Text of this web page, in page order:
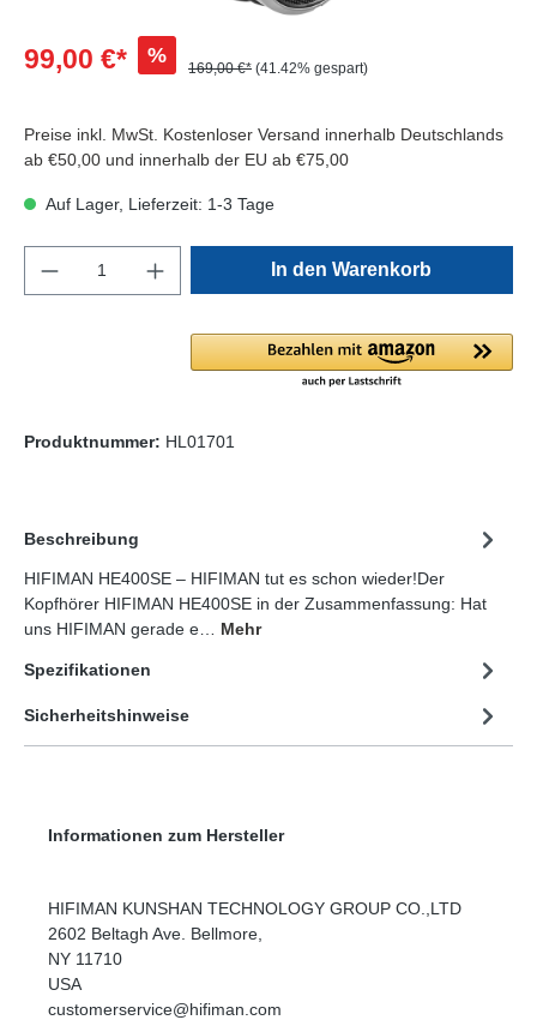
99,00 €* %
169,00 €* (41.42% gespart)
Preise inkl. MwSt. Kostenloser Versand innerhalb Deutschlands
ab €50,00 und innerhalb der EU ab €75,00
Auf Lager, Lieferzeit: 1-3 Tage
In den Warenkorb
Produktnummer: HL01701
Beschreibung
HIFIMAN HE400SE – HIFIMAN tut es schon wieder!Der
Kopfhörer HIFIMAN HE400SE in der Zusammenfassung: Hat
uns HIFIMAN gerade e… Mehr
Spezifikationen
Sicherheitshinweise
Informationen zum Hersteller
HIFIMAN KUNSHAN TECHNOLOGY GROUP CO.,LTD
2602 Beltagh Ave. Bellmore,
NY 11710
USA
customerservice@hifiman.com